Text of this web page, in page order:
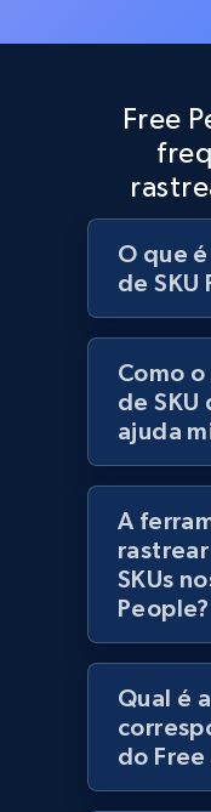
Best Buy
products using
URL, Product id,
Currency,
1.1K+
Lowes.com
URL, Domain,
Model number,
more.
991+
Free
O que
de SKU
Como
de SKU
ajuda
A
SKUs
People?
Qual é
do Free